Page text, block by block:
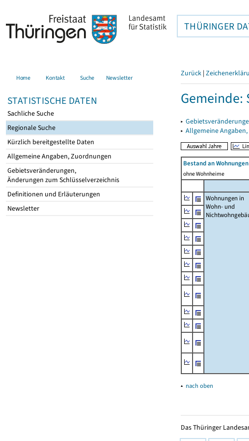
THÜRINGER
Home Kontakt Suche Newsletter
STATISTISCHE DATEN
Sachliche Suche
Regionale Suche
Kürzlich bereitgestellte Daten
Allgemeine Angaben, Zuordnungen
Gebietsveränderungen,
Änderungen zum Schlüsselverzeichnis
Definitionen und Erläuterungen
Newsletter
Zurück |
Gemeinde:
▸
▸ Allgemeine
Bestand an
ohne Wohnheime
Wohnungen in
Wohn- und
▴ nach oben
Das Thüringer